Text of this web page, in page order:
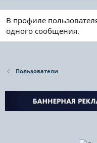
В профиле
одного сообщения.
Пользователи